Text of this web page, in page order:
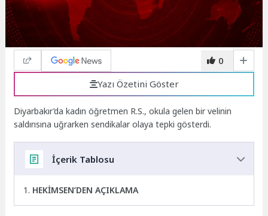
0
Yazı Özetini Göster
Diyarbakır’da kadın öğretmen R.S., okula gelen bir velinin
saldırısına uğrarken sendikalar olaya tepki gösterdi.
İçerik Tablosu
HEKİMSEN’DEN AÇIKLAMA